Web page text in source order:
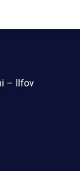
– Ilfov